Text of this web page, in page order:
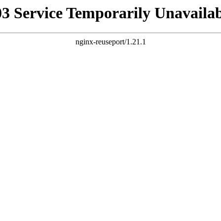
Service Temporarily
nginx-reuseport/1.21.1